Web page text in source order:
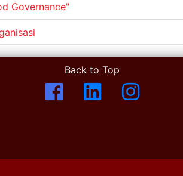
Governance"
Back to Top